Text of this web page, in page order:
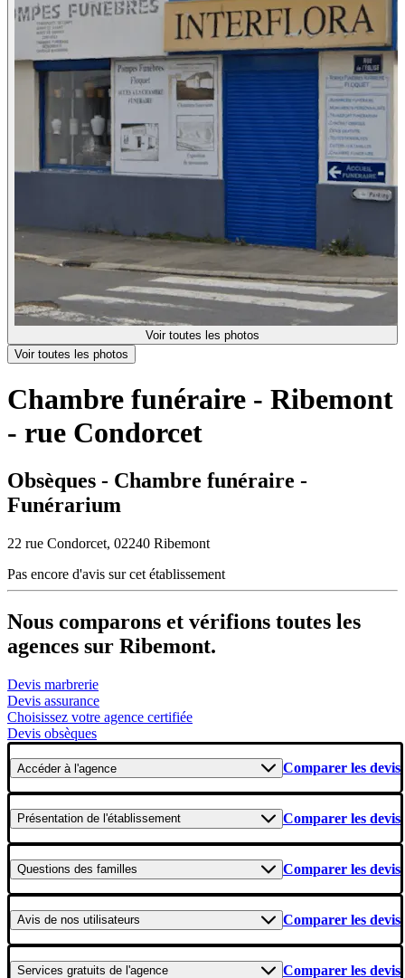
Voir toutes les photos
Voir toutes les photos
Chambre funéraire - Ribemont
- rue Condorcet
Obsèques - Chambre funéraire -
Funérarium
22 rue Condorcet, 02240 Ribemont
Pas encore d'avis sur cet établissement
Nous comparons et vérifions toutes les
agences sur Ribemont.
Devis marbrerie
Devis assurance
Choisissez votre agence certifiée
Devis obsèques
Accéderà l'agence Comparer les devis
Présentation de l'établissement Comparer les devis
Questions des familles Comparer les devis
Avis de nos utilisateurs Comparer les devis
Services gratuits de l'agence Comparer les devis